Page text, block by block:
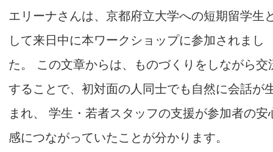
エリーナさんは、京都府立大学への短期留学生
して来日中に本ワークショップに参加されまし
た。 この文章からは、ものづくりをしながら交
することで、初対面の人同士でも自然に会話が
まれ、 学生・若者スタッフの支援が参加者の安
感につながっていたことが分かります。